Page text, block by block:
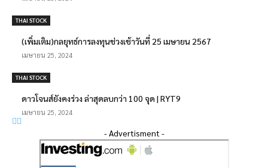
THAI STOCK
(เพิ่มเติม)กลยุทธ์การลงทุนช่วงเช้าวันที่ 25 เมษายน 2567
เมษายน 25, 2024
THAI STOCK
ดาวโจนส์ยังคงร่วง ล่าสุดลบกว่า 100 จุด | RYT9
เมษายน 25, 2024
- Advertisment -